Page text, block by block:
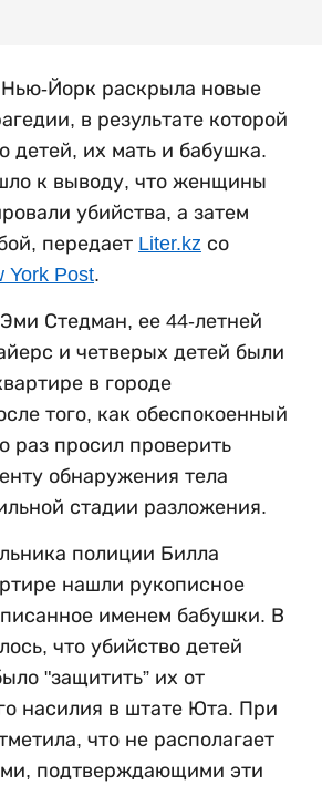
Йорк раскрыла новые
в результате которой
детей, их мать и бабушка.
к выводу, что женщины
убийства, а затем
передает Liter.kz со
York Post.
Стедман, ее 44-летней
и четверых детей были
в городе
того, как обеспокоенный
раз просил проверить
обнаружения тела
стадии разложения.
полиции Билла
нашли рукописное
именем бабушки. В
что убийство детей
"защитить” их от
насилия в штате Юта. При
что не располагает
подтверждающими эти